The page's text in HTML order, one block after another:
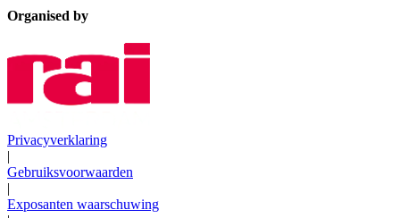
Organised by
Privacyverklaring
|
Gebruiksvoorwaarden
|
Exposanten waarschuwing